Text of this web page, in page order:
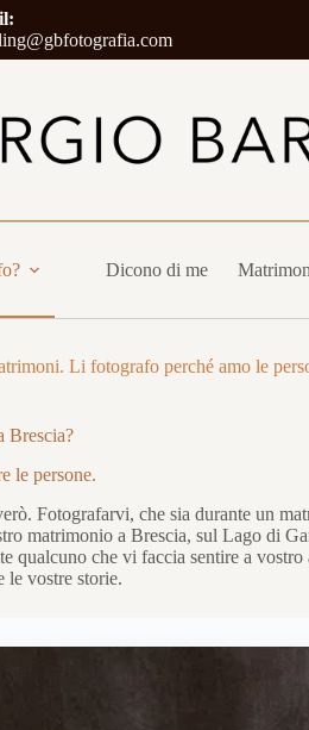
Dicono di me
Li fotografo perché amo le
Brescia?
le persone.
Fotografarvi, che sia durante un
matrimonio a Brescia, sul Lago di
qualcuno che vi faccia sentire a
le vostre storie.